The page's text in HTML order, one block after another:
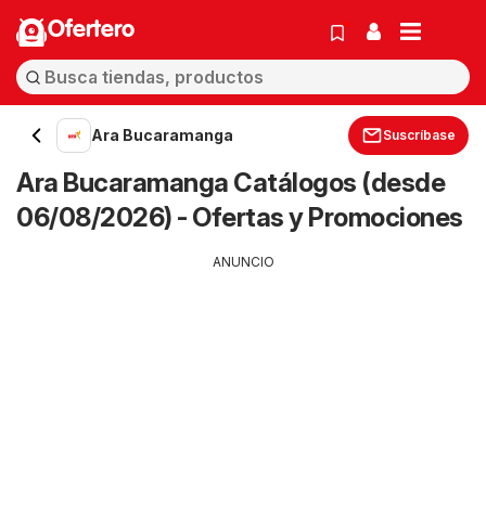
Ofertero
Ara Bucaramanga Suscríbase
Ara Bucaramanga Catálogos (desde
06/08/2026) - Ofertas y Promociones
ANUNCIO